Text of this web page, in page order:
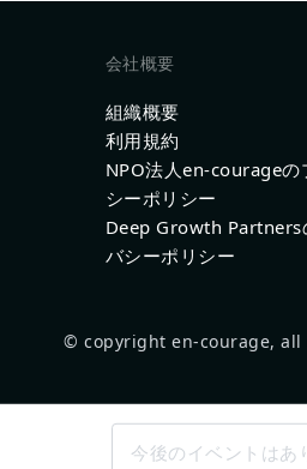
会社概要
組織概要
利用規約
NPO法人en-courageの
シーポリシー
Deep Growth Partners
バシーポリシー
© copyright en-courage, all
今後のイベントはあ